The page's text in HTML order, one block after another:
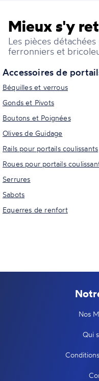
Mieux s'y
Les pièces
ferronniers et
Accessoires de
Béquilles et verrous
Gonds et Pivots
Boutons et Poignées
Olives de Guidage
Rails pour portails coulissants
Roues pour portails
Serrures
Sabots
Equerres de renfort
Nos
Qui